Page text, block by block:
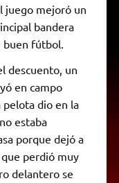
juego mejoró un
bandera
buen fútbol.
descuento, un
en campo
pelota dio en la
estaba
porque dejó a
perdió muy
delantero se